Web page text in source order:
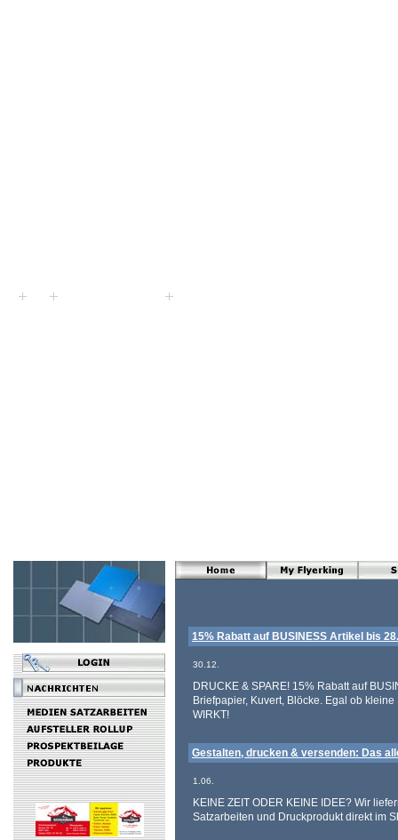
15% Rabatt auf BUSINESS Artikel bis
30.12.
DRUCKE & SPARE! 15% Rabatt auf
Briefpapier, Kuvert, Blöcke. Egal ob
WIRKT!
Gestalten, drucken & versenden: Das
1.06.
KEINE ZEIT ODER KEINE IDEE? Wir
Satzarbeiten und Druckprodukt direkt im